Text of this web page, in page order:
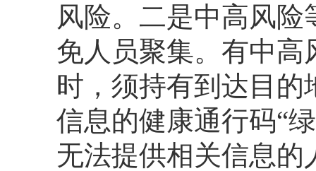
风险。二是中高风
免人员聚集。有中
时，须持有到达目
信息的健康通行码“
无法提供相关信息